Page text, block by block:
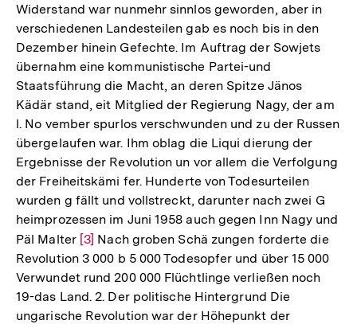
Widerstand war nunmehr sinnlos geworden, aber in
verschiedenen Landesteilen gab es noch bis in den
Dezember hinein Gefechte. Im Auftrag der Sowjets
übernahm eine kommunistische Partei-und
Staatsführung die Macht, an deren Spitze Jänos
Kädär stand, eit Mitglied der Regierung Nagy, der am
l. No vember spurlos verschwunden und zu der Russen
übergelaufen war. Ihm oblag die Liqui dierung der
Ergebnisse der Revolution un vor allem die Verfolgung
der Freiheitskämi fer. Hunderte von Todesurteilen
wurden g fällt und vollstreckt, darunter nach zwei G
heimprozessen im Juni 1958 auch gegen Inn Nagy und
Päl Malter Zur
Auflösung
der
Fußnote
[3] Nach groben Schä zungen forderte die
Revolution 3 000 b 5 000 Todesopfer und über 15 000
Verwundet rund 200 000 Flüchtlinge verließen noch
19-das Land. 2. Der politische Hintergrund Die
ungarische Revolution war der Höhepunkt der